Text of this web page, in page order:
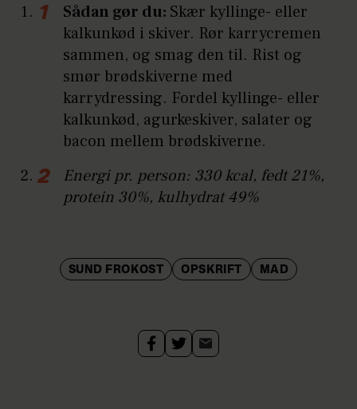
Sådan gør du: Skær kyllinge- eller
kalkunkød i skiver. Rør karrycremen
sammen, og smag den til. Rist og
smør brødskiverne med
karrydressing. Fordel kyllinge- eller
kalkunkød, agurkeskiver, salater og
bacon mellem brødskiverne.
Energi pr. person: 330 kcal, fedt 21%,
protein 30%, kulhydrat 49%
SUND FROKOST OPSKRIFT MAD